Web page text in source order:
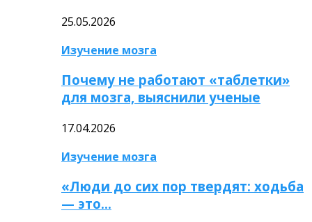
25.05.2026
Изучение мозга
Почему не работают «таблетки»
для мозга, выяснили ученые
17.04.2026
Изучение мозга
«Люди до сих пор твердят: ходьба
— это…